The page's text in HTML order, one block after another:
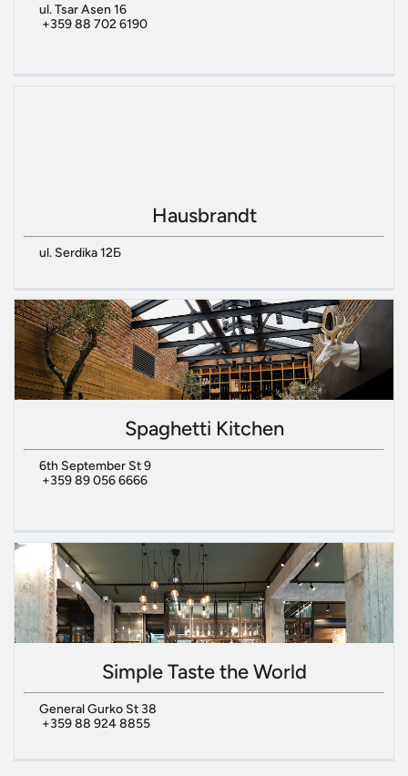
ul. Tsar Asen 16
+359 88 702 6190
Hausbrandt
ul. Serdika 12Б
Spaghetti Kitchen
6th September St 9
+359 89 056 6666
Simple Taste the World
General Gurko St 38
+359 88 924 8855